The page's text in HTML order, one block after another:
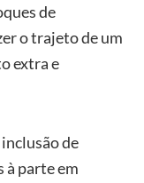
de
o trajeto de um
extra e
de
à parte em